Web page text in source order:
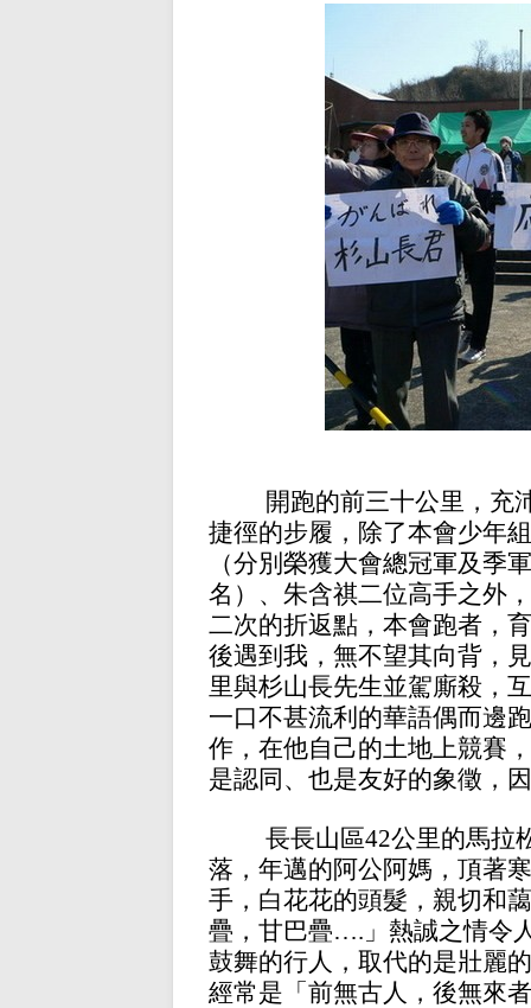
開跑的前三十公里，充
捷徑的步履，除了本會少年
（分別榮獲大會總冠軍及季
名）、朱含祺二位高手之外
二次的折返點，本會跑者，
後遇到我，無不望其向背，
里與杉山長先生並駕廝殺，
一口不甚流利的華語偶而邊
作，在他自己的土地上競賽
是認同、也是友好的象徵，
長長山區42公里的馬拉
落，年邁的阿公阿媽，頂著
手，白花花的頭髮，親切和
疊，甘巴疊….」熱誠之情令
鼓舞的行人，取代的是壯麗
經常是「前無古人，後無來